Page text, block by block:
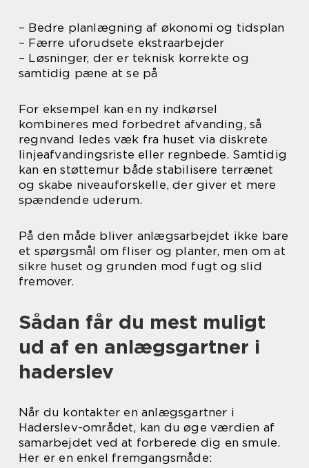
– Bedre planlægning af økonomi og tidsplan
– Færre uforudsete ekstraarbejder
– Løsninger, der er teknisk korrekte og
samtidig pæne at se på
For eksempel kan en ny indkørsel
kombineres med forbedret afvanding, så
regnvand ledes væk fra huset via diskrete
linjeafvandingsriste eller regnbede. Samtidig
kan en støttemur både stabilisere terrænet
og skabe niveauforskelle, der giver et mere
spændende uderum.
På den måde bliver anlægsarbejdet ikke bare
et spørgsmål om fliser og planter, men om at
sikre huset og grunden mod fugt og slid
fremover.
Sådan får du mest muligt
ud af en anlægsgartner i
haderslev
Når du kontakter en anlægsgartner i
Haderslev-området, kan du øge værdien af
samarbejdet ved at forberede dig en smule.
Her er en enkel fremgangsmåde: